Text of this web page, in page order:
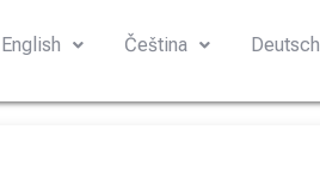
English Čeština Deutsch